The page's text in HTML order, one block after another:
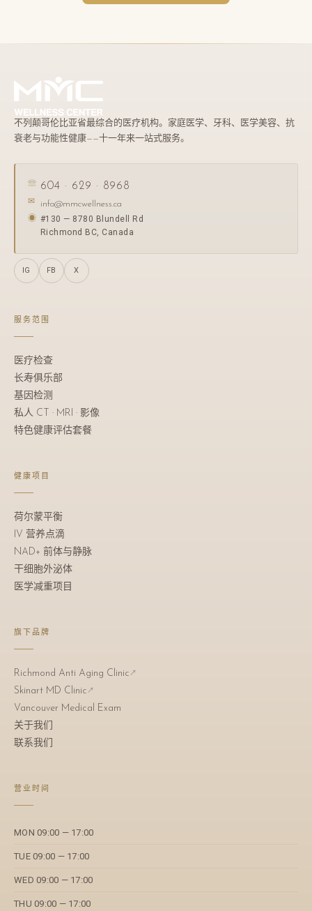
不列颠哥伦比亚省最综合的医疗机构。家庭医学、牙科、医学美容、抗
衰老与功能性健康——十一年来一站式服务。
☏ 604 · 629 · 8968
✉ info@mmcwellness.ca
◉ #130 — 8780 Blundell Rd
Richmond BC, Canada
IG FB X
服务范围
医疗检查
长寿俱乐部
基因检测
私人 CT · MRI · 影像
特色健康评估套餐
健康项目
荷尔蒙平衡
IV 营养点滴
NAD+ 前体与静脉
干细胞外泌体
医学减重项目
旗下品牌
Richmond Anti Aging Clinic ↗
Skinart MD Clinic ↗
Vancouver Medical Exam
关于我们
联系我们
营业时间
MON 09:00 — 17:00
TUE 09:00 — 17:00
WED 09:00 — 17:00
THU 09:00 — 17:00